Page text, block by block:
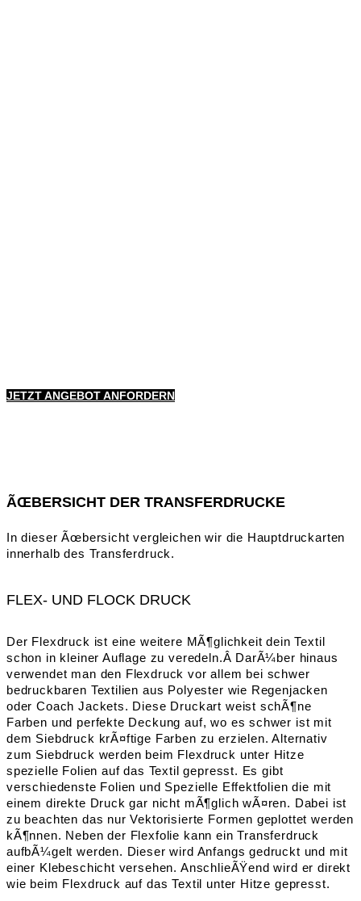
JETZT ANGEBOT ANFORDERN
ÃŒBERSICHT DER TRANSFERDRUCKE
In dieser Ãœbersicht vergleichen wir die Hauptdruckarten
innerhalb des Transferdruck.
FLEX- UND FLOCK DRUCK
Der Flexdruck ist eine weitere MÃ¶glichkeit dein Textil
schon in kleiner Auflage zu veredeln.Â DarÃ¼ber hinaus
verwendet man den Flexdruck vor allem bei schwer
bedruckbaren Textilien aus Polyester wie Regenjacken
oder Coach Jackets. Diese Druckart weist schÃ¶ne
Farben und perfekte Deckung auf, wo es schwer ist mit
dem Siebdruck krÃ¤ftige Farben zu erzielen. Alternativ
zum Siebdruck werden beim Flexdruck unter Hitze
spezielle Folien auf das Textil gepresst. Es gibt
verschiedenste Folien und Spezielle Effektfolien die mit
einem direkte Druck gar nicht mÃ¶glich wÃ¤ren. Dabei ist
zu beachten das nur Vektorisierte Formen geplottet werden
kÃ¶nnen. Neben der Flexfolie kann ein Transferdruck
aufbÃ¼gelt werden. Dieser wird Anfangs gedruckt und mit
einer Klebeschicht versehen. AnschlieÃŸend wird er direkt
wie beim Flexdruck auf das Textil unter Hitze gepresst.